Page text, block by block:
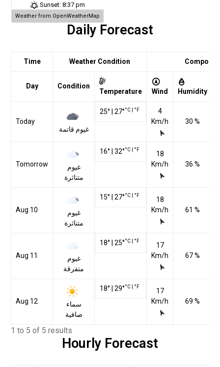
Sunset: 8:37 pm
Weather from OpenWeatherMap
Daily Forecast
Time Weather Condition Comport
Day Condition
Temperature Wind Humidity
Today
غيوم قاتمة
25° 27°°C °F
4
Km/h
30 %
Tomorrow
غيوم
متناثرة
16° 32°°C °F
18
Km/h
36 %
Aug 10
غيوم
متناثرة
15° 27°°C °F
18
Km/h
61 %
Aug 11
غيوم
متفرقة
18° 25°°C °F
17
Km/h
67 %
Aug 12
سماء
صافية
18° 29°°C °F
17
Km/h
69 %
1 to 5 of 5 results
Hourly Forecast